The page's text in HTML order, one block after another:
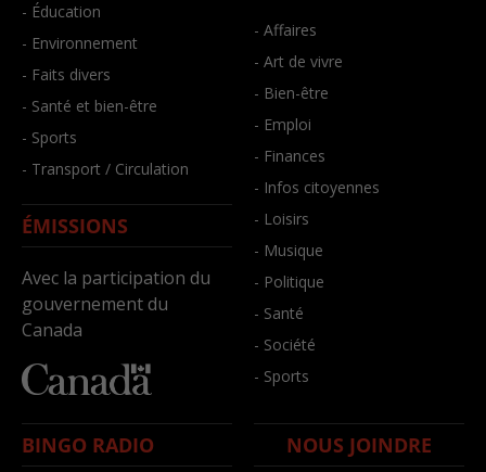
- Éducation
- Environnement
- Faits divers
- Santé et bien-être
- Sports
- Transport / Circulation
ÉMISSIONS
Avec la participation du
gouvernement du
Canada
- Affaires
- Art de vivre
- Bien-être
- Emploi
- Finances
- Infos citoyennes
- Loisirs
- Musique
- Politique
- Santé
- Société
- Sports
BINGO RADIO NOUS JOINDRE